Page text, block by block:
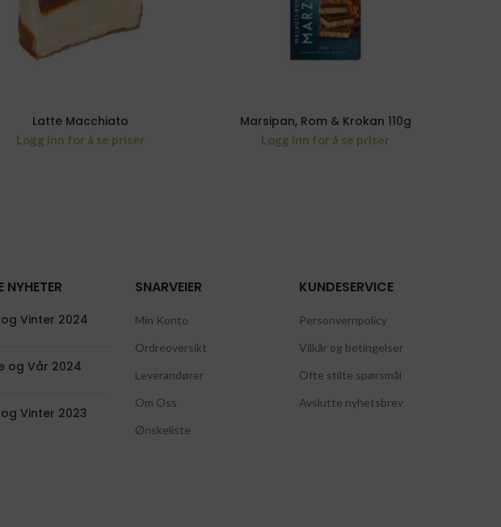
Latte Macchiato
Logg inn for å se priser
Marsipan, Rom & Krokan 110g
Logg inn for å se priser
NYHETER
Vinter 2024
og Vår 2024
Vinter 2023
SNARVEIER
Min Konto
Ordreoversikt
Leverandører
Om Oss
Ønskeliste
KUNDESERVICE
Personvernpolicy
Vilkår og betingelser
Ofte stilte spørsmål
Avslutte nyhetsbrev